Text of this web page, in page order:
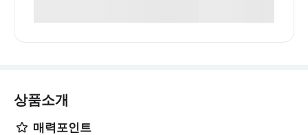
상품소개
매력포인트